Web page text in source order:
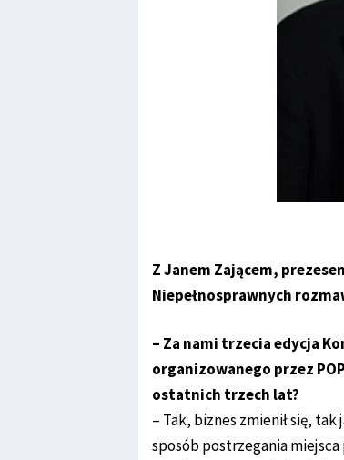
Z Janem Zającem,
Niepełnosprawnych
– Za nami trzecia edycja
organizowanego przez
ostatnich trzech lat?
– Tak, biznes zmienił się,
sposób postrzegania